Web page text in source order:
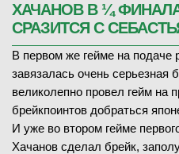
ХАЧАНОВ В ¼ ФИНАЛА
СРАЗИТСЯ С
В первом же гейме на подаче
завязалась очень
великолепно провел гейм на
брейкпоинтов добраться
И уже во втором гейме
Хачанов сделал брейк,